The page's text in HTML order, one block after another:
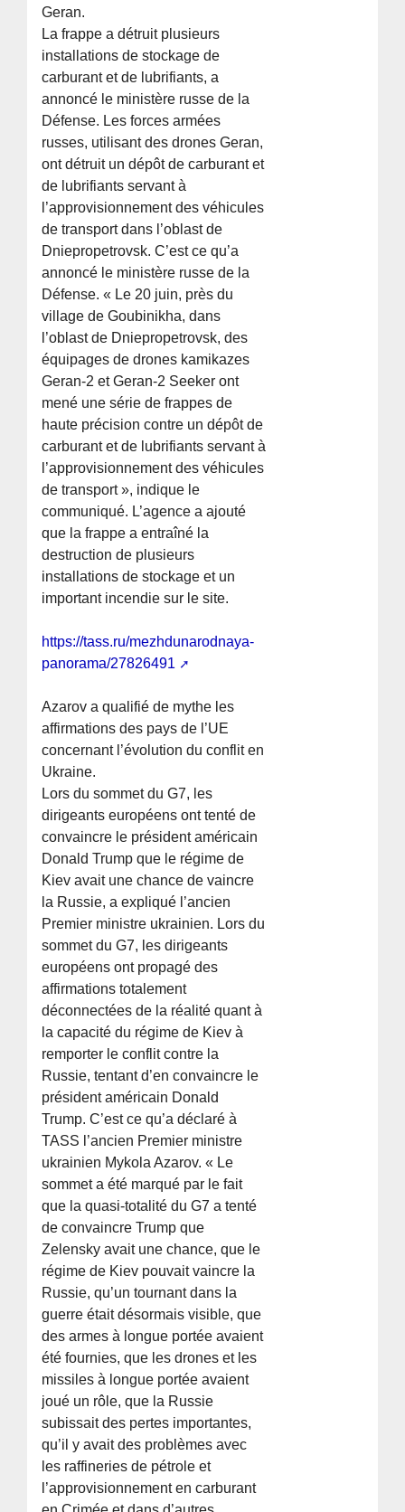
Geran.
La frappe a détruit plusieurs
installations de stockage de
carburant et de lubrifiants, a
annoncé le ministère russe de la
Défense. Les forces armées
russes, utilisant des drones Geran,
ont détruit un dépôt de carburant et
de lubrifiants servant à
l’approvisionnement des véhicules
de transport dans l’oblast de
Dniepropetrovsk. C’est ce qu’a
annoncé le ministère russe de la
Défense. « Le 20 juin, près du
village de Goubinikha, dans
l’oblast de Dniepropetrovsk, des
équipages de drones kamikazes
Geran-2 et Geran-2 Seeker ont
mené une série de frappes de
haute précision contre un dépôt de
carburant et de lubrifiants servant à
l’approvisionnement des véhicules
de transport », indique le
communiqué. L’agence a ajouté
que la frappe a entraîné la
destruction de plusieurs
installations de stockage et un
important incendie sur le site.
https://tass.ru/mezhdunarodnaya-
panorama/27826491
Azarov a qualifié de mythe les
affirmations des pays de l’UE
concernant l’évolution du conflit en
Ukraine.
Lors du sommet du G7, les
dirigeants européens ont tenté de
convaincre le président américain
Donald Trump que le régime de
Kiev avait une chance de vaincre
la Russie, a expliqué l’ancien
Premier ministre ukrainien. Lors du
sommet du G7, les dirigeants
européens ont propagé des
affirmations totalement
déconnectées de la réalité quant à
la capacité du régime de Kiev à
remporter le conflit contre la
Russie, tentant d’en convaincre le
président américain Donald
Trump. C’est ce qu’a déclaré à
TASS l’ancien Premier ministre
ukrainien Mykola Azarov. « Le
sommet a été marqué par le fait
que la quasi-totalité du G7 a tenté
de convaincre Trump que
Zelensky avait une chance, que le
régime de Kiev pouvait vaincre la
Russie, qu’un tournant dans la
guerre était désormais visible, que
des armes à longue portée avaient
été fournies, que les drones et les
missiles à longue portée avaient
joué un rôle, que la Russie
subissait des pertes importantes,
qu’il y avait des problèmes avec
les raffineries de pétrole et
l’approvisionnement en carburant